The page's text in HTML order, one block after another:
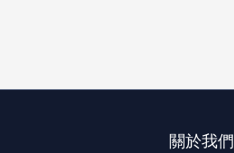
關於我們